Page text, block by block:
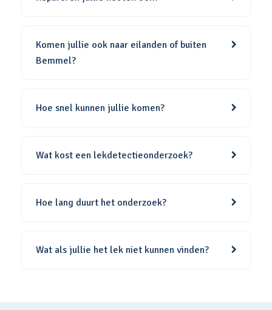
Komen jullie ook naar eilanden of buiten
Bemmel?
Hoe snel kunnen jullie komen?
Wat kost een lekdetectieonderzoek?
Hoe lang duurt het onderzoek?
Wat als jullie het lek niet kunnen vinden?